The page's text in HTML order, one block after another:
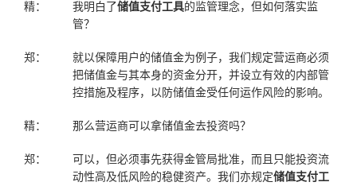
精： 我明白了储值支付工具的监管理念，但如何落实监
管？
郑：
就以保障用户的储值金为例子，我们规定营运商必须
把储值金与其本身的资金分开，并设立有效的内部管
控措施及程序，以防储值金受任何运作风险的影响。
精： 那么营运商可以拿储值金去投资吗？
郑：
可以，但必须事先获得金管局批准，而且只能投资流
动性高及低风险的稳健资产。我们亦规定储值支付工